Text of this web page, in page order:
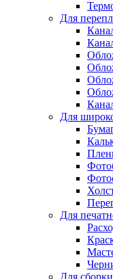
Для
Для
Для
Для